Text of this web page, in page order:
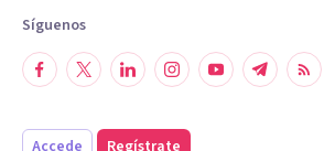
Síguenos
Accede Regístrate